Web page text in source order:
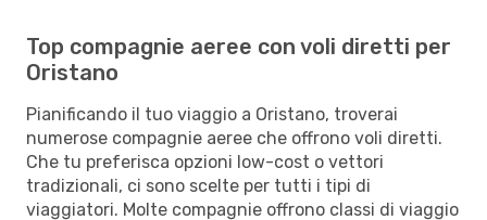
Top compagnie aeree con voli diretti per
Oristano
Pianificando il tuo viaggio a Oristano, troverai
numerose compagnie aeree che offrono voli diretti.
Che tu preferisca opzioni low-cost o vettori
tradizionali, ci sono scelte per tutti i tipi di
viaggiatori. Molte compagnie offrono classi di viaggio